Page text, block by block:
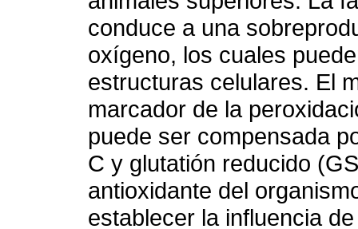
conduce a una
oxígeno, los cuales
estructuras celulares. El
marcador de la
puede ser compensada
C y glutatión reducido
antioxidante del
establecer la influencia